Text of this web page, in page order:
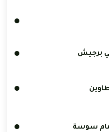
برجيش
سوسة